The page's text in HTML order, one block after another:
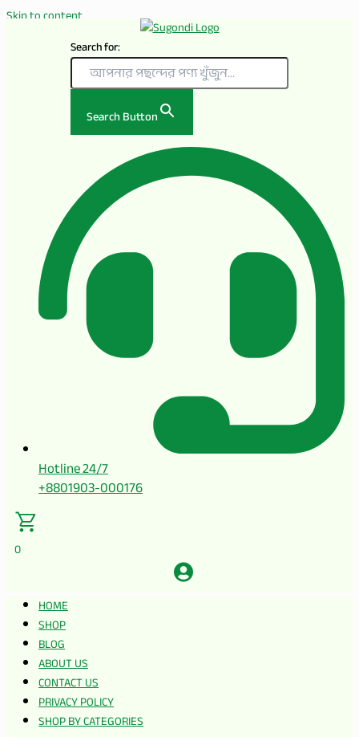
Skip to content
Search for:
Search Button
Hotline 24/7
+8801903-000176
0
HOME
SHOP
BLOG
ABOUT US
CONTACT US
PRIVACY POLICY
SHOP BY CATEGORIES